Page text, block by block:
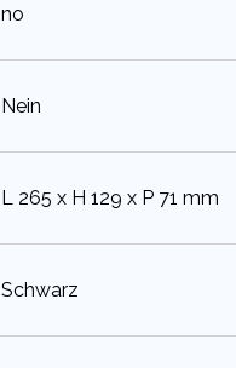
:no
:Nein
:L 265 x H 129 x P 71 mm
:Schwarz